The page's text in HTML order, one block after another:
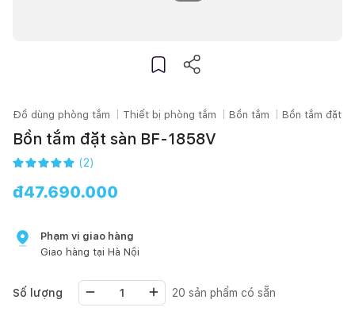
Đồ dùng phòng tắm Thiết bị phòng tắm Bồn tắm Bồn tắm đặt
Bồn tắm đặt sàn BF-1858V
(2)
đ47.690.000
Phạm vi giao hàng
Giao hàng tại Hà Nội
Số lượng 20 sản phẩm có sẵn